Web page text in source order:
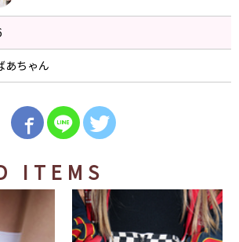
あちゃん
ITEMS